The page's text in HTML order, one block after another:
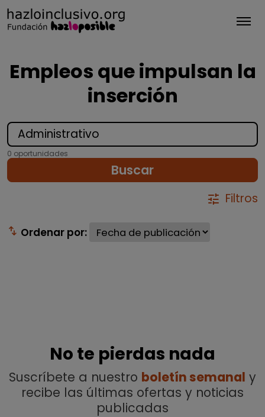
Empleos que impulsan la
inserción
0 oportunidades
Buscar
tune Filtros
swap_vert Ordenar por:
No te pierdas nada
Suscríbete a nuestro boletín semanal y
recibe las últimas ofertas y noticias
publicadas